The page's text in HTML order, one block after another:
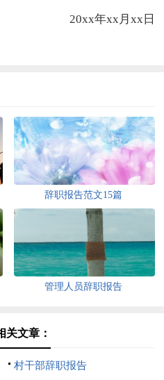
20xx年xx月xx日
辞职报告范文15篇
管理人员辞职报告
关文章：
村干部辞职报告